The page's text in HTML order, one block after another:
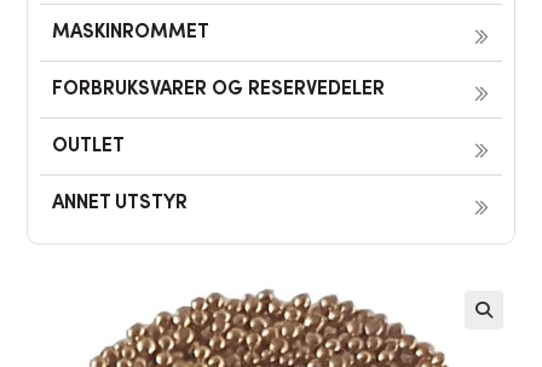
MASKINROMMET
FORBRUKSVARER OG RESERVEDELER
OUTLET
ANNET UTSTYR